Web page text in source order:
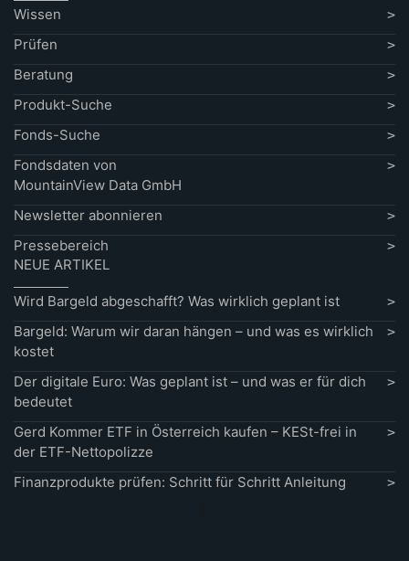
Wissen
Prüfen
Beratung
Produkt-Suche
Fonds-Suche
Fondsdaten von
MountainView Data GmbH
Newsletter abonnieren
Pressebereich
NEUE ARTIKEL
Wird Bargeld abgeschafft? Was wirklich geplant ist
Bargeld: Warum wir daran hängen – und was es wirklich
kostet
Der digitale Euro: Was geplant ist – und was er für dich
bedeutet
Gerd Kommer ETF in Österreich kaufen – KESt-frei in
der ETF-Nettopolizze
Finanzprodukte prüfen: Schritt für Schritt Anleitung